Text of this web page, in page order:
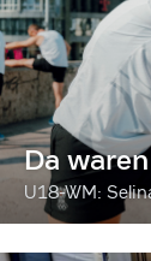
Da
U18-WM: